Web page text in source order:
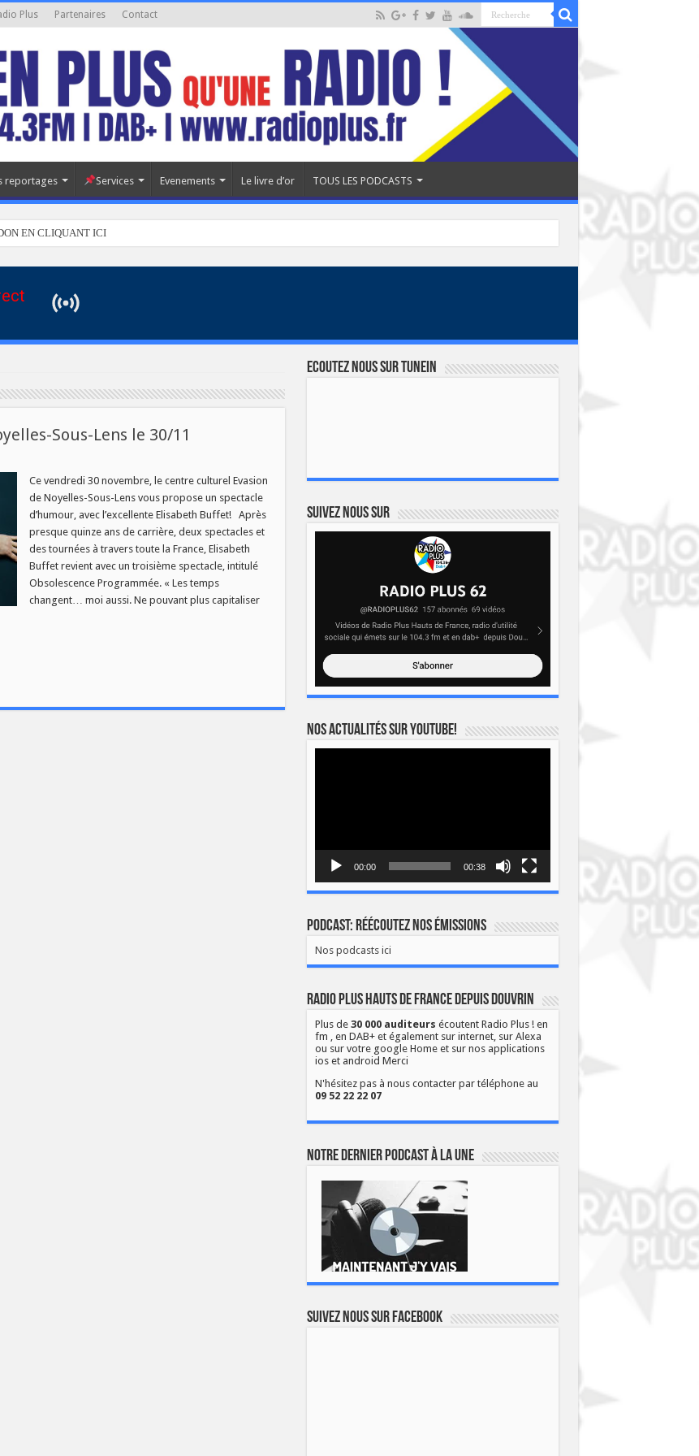
Plus Partenaires Contact
reportages Services Evenements Le livre d’or TOUS LES PODCASTS
EN CLIQUANT ICI
Sous-Lens le 30/11
Ce vendredi 30 novembre, le centre culturel Evasion
de Noyelles-Sous-Lens vous propose un spectacle
d’humour, avec l’excellente Elisabeth Buffet! Après
presque quinze ans de carrière, deux spectacles et
des tournées à travers toute la France, Elisabeth
Buffet revient avec un troisième spectacle, intitulé
Obsolescence Programmée. « Les temps
changent… moi aussi. Ne pouvant plus capitaliser
Ecoutez nous sur TuneIn
Suivez nous sur
Nos actualités sur YOUTUBE!
00:00 00:38
Podcast: Réécoutez nos émissions
Nos podcasts ici
Radio Plus Hauts de France depuis Douvrin
Plus de 30 000 auditeurs écoutent Radio Plus ! en
fm , en DAB+ et également sur internet, sur Alexa
ou sur votre google Home et sur nos applications
ios et android Merci
N'hésitez pas à nous contacter par téléphone au
09 52 22 22 07
Notre dernier podcast à la une
Suivez nous sur Facebook